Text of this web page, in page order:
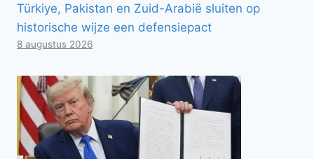
Türkiye, Pakistan en Zuid-Arabië sluiten op
historische wijze een defensiepact
8 augustus 2026